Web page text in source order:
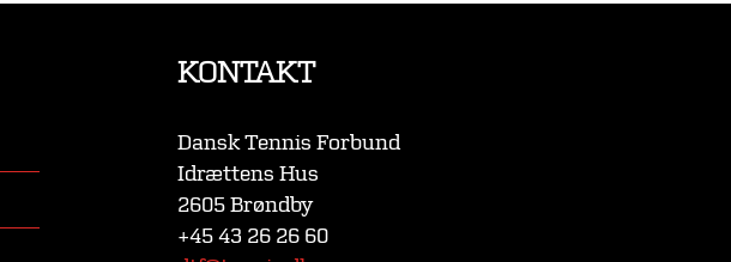
KONTAKT
Dansk Tennis Forbund
Idrættens Hus
2605 Brøndby
+45 43 26 26 60